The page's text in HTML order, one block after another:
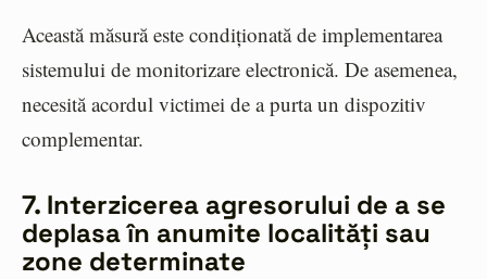
Această măsură este condiționată de implementarea
sistemului de monitorizare electronică. De asemenea,
necesită acordul victimei de a purta un dispozitiv
complementar.
7. Interzicerea agresorului de a se
deplasa în anumite localități sau
zone determinate